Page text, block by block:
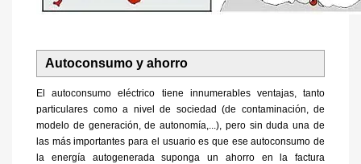
Autoconsumo y ahorro
El autoconsumo eléctrico tiene innumerables ventajas, tanto
particulares como a nivel de sociedad (de contaminación, de
modelo de generación, de autonomía,...), pero sin duda una de
las más importantes para el usuario es que ese autoconsumo de
la energía autogenerada suponga un ahorro en la factura